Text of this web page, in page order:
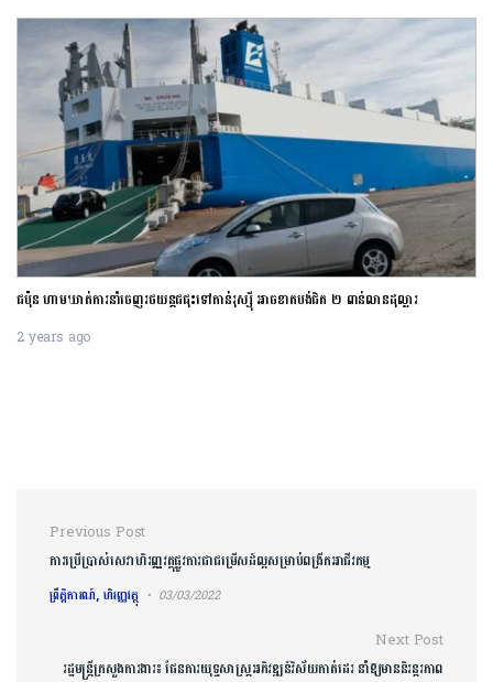
ជប៉ុន ហាមឃាត់ការនាំចេញរថយន្តជជុះទៅកាន់រុស្ស៊ី អាចខាតបង់ជិត ២ ពាន់លានដុល្លារ
2 years ago
Post navigation
Previous Post
ការប្រើប្រាស់សេវាហិរញ្ញវត្ថុផ្លូវការជាជម្រើសដ៍ល្អសម្រាប់ពង្រីកអាជីវកម្ម
ព្រឹត្តិការណ៍, ហិរញ្ញវត្ថុ 03/03/2022
Next Post
រដ្ឋមន្ត្រីក្រសួងការងារ៖ ផែនការយុទ្ធសាស្រ្តអភិវឌ្ឍន៍វិស័យកាត់ដេរ នាំឱ្យមាននិរន្តរភាព